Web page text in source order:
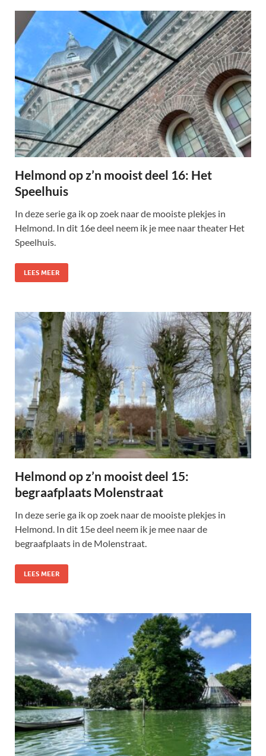
Helmond op z’n mooist deel 16: Het
Speelhuis
In deze serie ga ik op zoek naar de mooiste plekjes in
Helmond. In dit 16e deel neem ik je mee naar theater Het
Speelhuis.
LEES MEER
Helmond op z’n mooist deel 15:
begraafplaats Molenstraat
In deze serie ga ik op zoek naar de mooiste plekjes in
Helmond. In dit 15e deel neem ik je mee naar de
begraafplaats in de Molenstraat.
LEES MEER